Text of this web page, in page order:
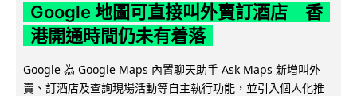
Google 地圖可直接叫外賣訂酒店 香
港開通時間仍未有着落
Google 為 Google Maps 內置聊天助手 Ask Maps 新增叫外
賣、訂酒店及查詢現場活動等自主執行功能，並引入個人化推